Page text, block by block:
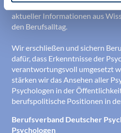
Existenz sowie durch die
aktueller Informationen aus
den Berufsalltag.
Wir erschließen und sichern
dafür, dass Erkenntnisse der
verantwortungsvoll umgesetzt
stärken wir das Ansehen aller
Psychologen in der
berufspolitische Positionen in
Berufsverband Deutscher
Psychologen